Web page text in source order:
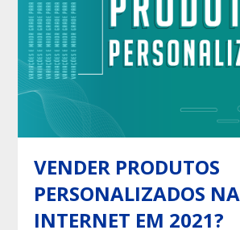
VENDER PRODUTOS
PERSONALIZADOS NA
INTERNET EM 2021?